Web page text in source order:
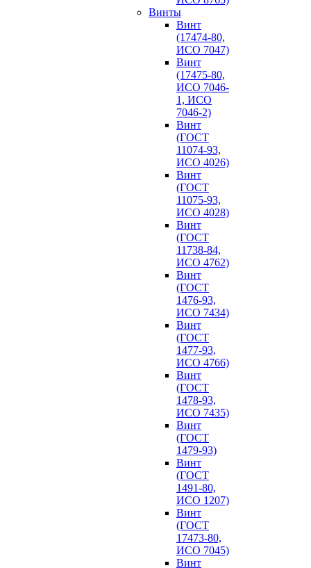
Винты
Винт
(17474-80,
ИСО 7047)
Винт
(17475-80,
ИСО 7046-
1, ИСО
7046-2)
Винт
(ГОСТ
11074-93,
ИСО 4026)
Винт
(ГОСТ
11075-93,
ИСО 4028)
Винт
(ГОСТ
11738-84,
ИСО 4762)
Винт
(ГОСТ
1476-93,
ИСО 7434)
Винт
(ГОСТ
1477-93,
ИСО 4766)
Винт
(ГОСТ
1478-93,
ИСО 7435)
Винт
(ГОСТ
1479-93)
Винт
(ГОСТ
1491-80,
ИСО 1207)
Винт
(ГОСТ
17473-80,
ИСО 7045)
Винт